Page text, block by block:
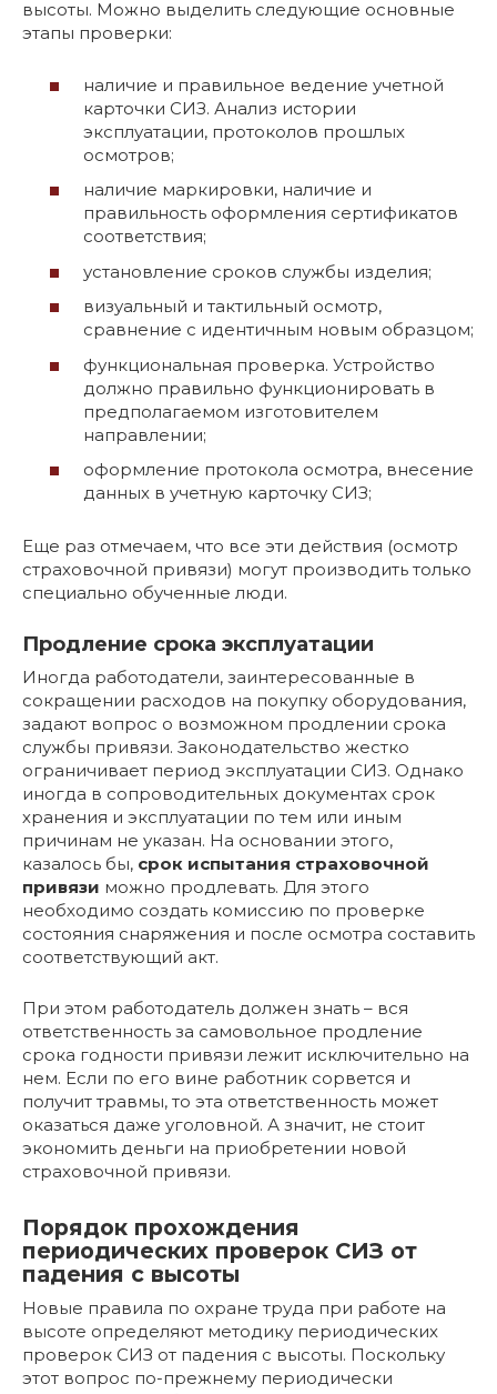
высоты. Можно выделить следующие основные
этапы проверки:
наличие и правильное ведение учетной
карточки СИЗ. Анализ истории
эксплуатации, протоколов прошлых
осмотров;
наличие маркировки, наличие и
правильность оформления сертификатов
соответствия;
установление сроков службы изделия;
визуальный и тактильный осмотр,
сравнение с идентичным новым образцом;
функциональная проверка. Устройство
должно правильно функционировать в
предполагаемом изготовителем
направлении;
оформление протокола осмотра, внесение
данных в учетную карточку СИЗ;
Еще раз отмечаем, что все эти действия (осмотр
страховочной привязи) могут производить только
специально обученные люди.
Продление срока эксплуатации
Иногда работодатели, заинтересованные в
сокращении расходов на покупку оборудования,
задают вопрос о возможном продлении срока
службы привязи. Законодательство жестко
ограничивает период эксплуатации СИЗ. Однако
иногда в сопроводительных документах срок
хранения и эксплуатации по тем или иным
причинам не указан. На основании этого,
казалось бы, срок испытания страховочной
привязи можно продлевать. Для этого
необходимо создать комиссию по проверке
состояния снаряжения и после осмотра составить
соответствующий акт.
При этом работодатель должен знать – вся
ответственность за самовольное продление
срока годности привязи лежит исключительно на
нем. Если по его вине работник сорвется и
получит травмы, то эта ответственность может
оказаться даже уголовной. А значит, не стоит
экономить деньги на приобретении новой
страховочной привязи.
Порядок прохождения
периодических проверок СИЗ от
падения с высоты
Новые правила по охране труда при работе на
высоте определяют методику периодических
проверок СИЗ от падения с высоты. Поскольку
этот вопрос по-прежнему периодически